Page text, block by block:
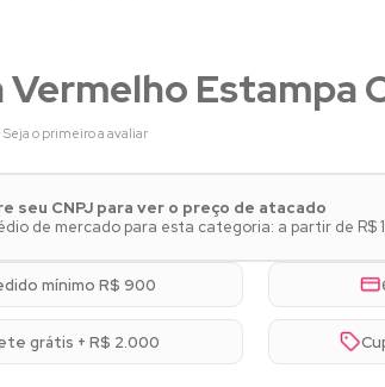
Vermelho Estampa
Seja o primeiro a avaliar
seu CNPJ para ver o preço de atacado
de mercado para esta categoria: a partir de R$
mínimo R$ 900
grátis + R$ 2.000